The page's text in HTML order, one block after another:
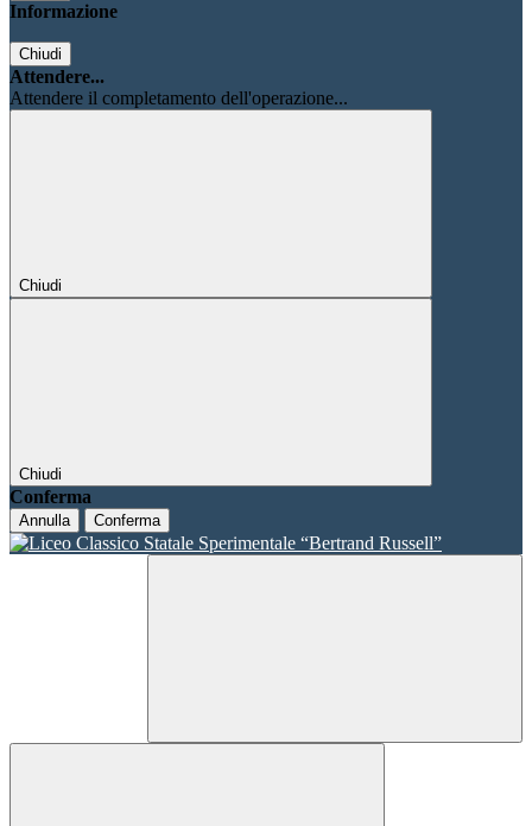
Informazione
Chiudi
Attendere...
Attendere il completamento dell'operazione...
Chiudi
Chiudi
Conferma
Annulla Conferma